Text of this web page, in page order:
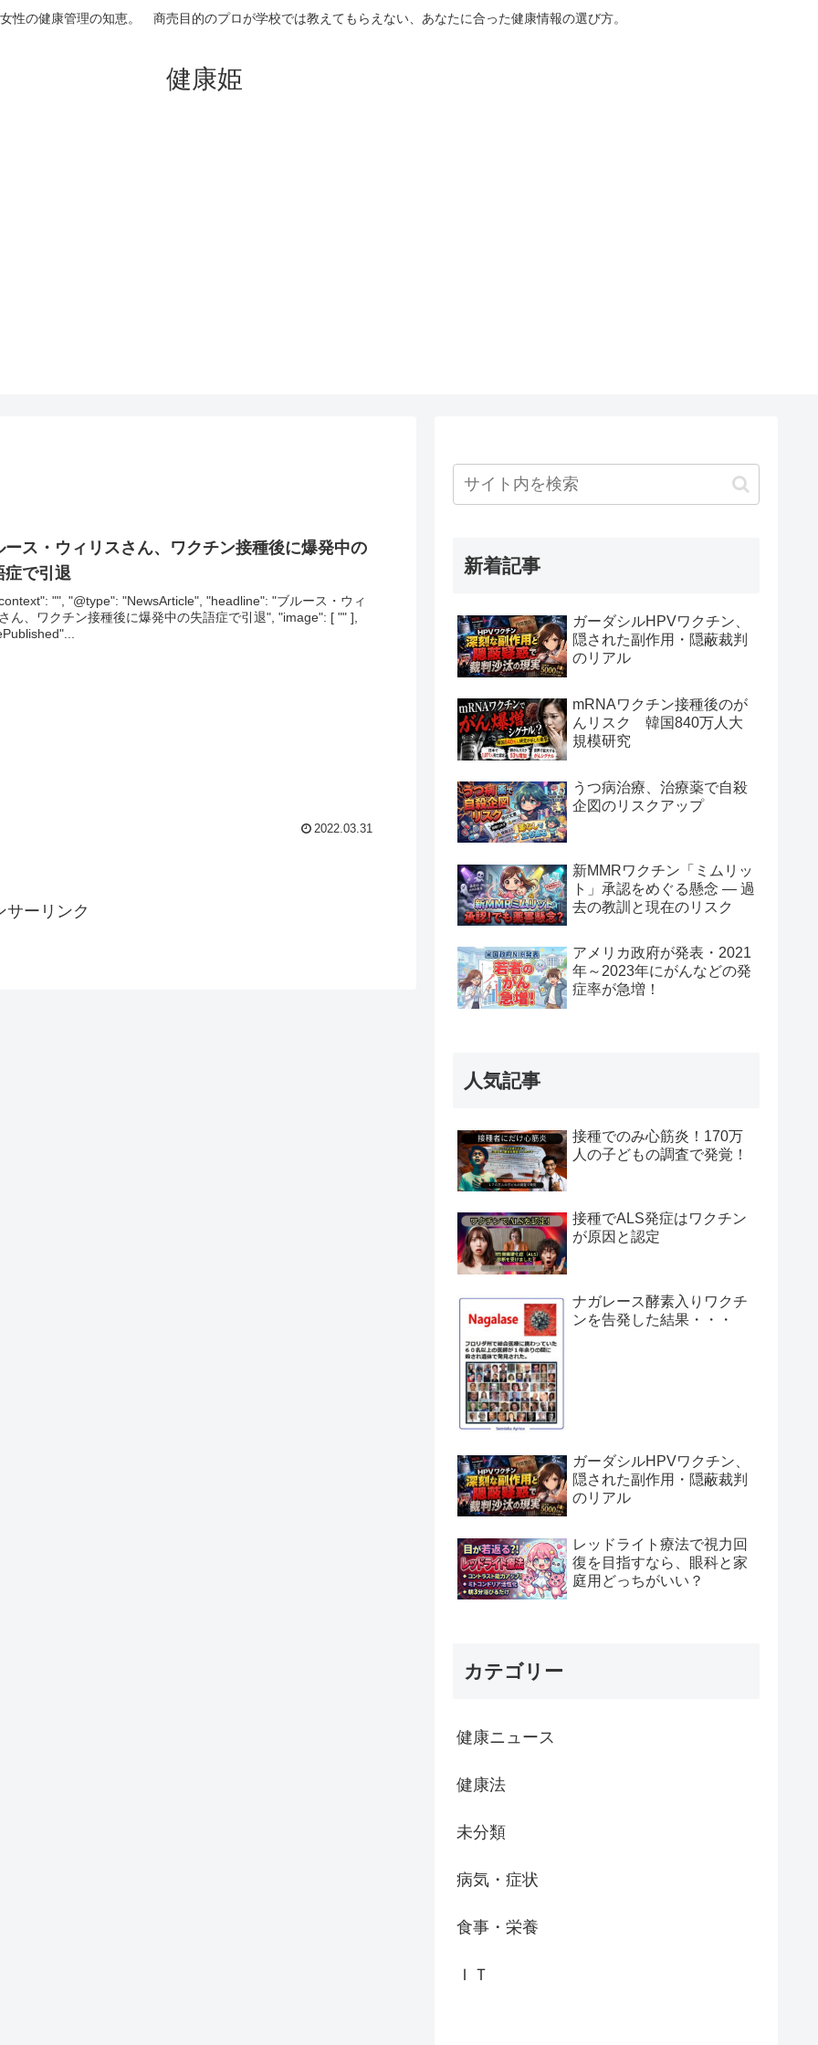
性の健康管理の知恵。 商売目的のプロが学校では教えてもらえない、あなたに合った健康情報の選び方。
健康姫
ース・ウィリスさん、ワクチン接種後に爆発中の
症で引退
"", "@type": "NewsArticle", "headline": "ブルース・ウィ
ん、ワクチン接種後に爆発中の失語症で引退", "image": [ "" ],
2022.03.31
サーリンク
新着記事
ガーダシルHPVワクチン、
隠された副作用・隠蔽裁判
のリアル
mRNAワクチン接種後のが
んリスク 韓国840万人大
規模研究
うつ病治療、治療薬で自殺
企図のリスクアップ
新MMRワクチン「ミムリッ
ト」承認をめぐる懸念 — 過
去の教訓と現在のリスク
アメリカ政府が発表・2021
年～2023年にがんなどの発
症率が急増！
人気記事
接種でのみ心筋炎！170万
人の子どもの調査で発覚！
接種でALS発症はワクチン
が原因と認定
ナガレース酵素入りワクチ
ンを告発した結果・・・
ガーダシルHPVワクチン、
隠された副作用・隠蔽裁判
のリアル
レッドライト療法で視力回
復を目指すなら、眼科と家
庭用どっちがいい？
カテゴリー
健康ニュース
健康法
未分類
病気・症状
食事・栄養
ＩＴ